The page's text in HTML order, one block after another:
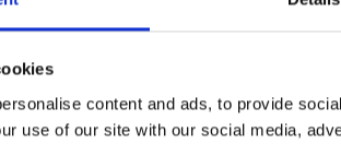
content and ads, to provide
use of our site with our social media,